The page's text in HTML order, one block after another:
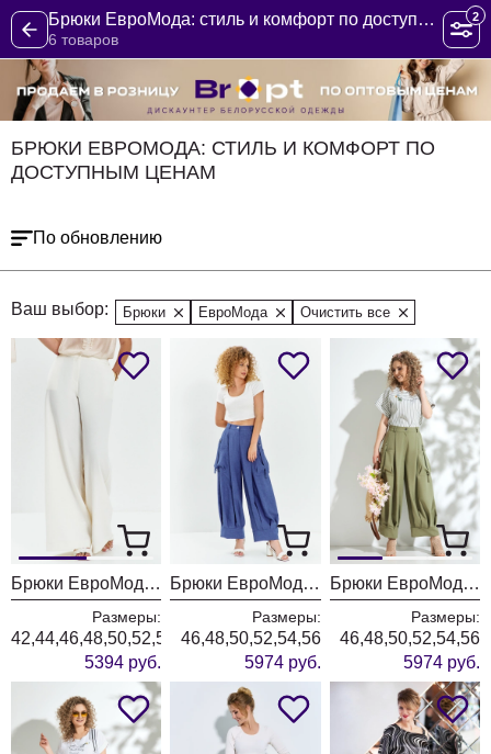
Брюки ЕвроМода: стиль и комфорт по доступным ценам
6 товаров
2
БРЮКИ ЕВРОМОДА: СТИЛЬ И КОМФОРТ ПО
ДОСТУПНЫМ ЦЕНАМ
По обновлению
Ваш выбор: Брюки ЕвроМода Очистить все
Брюки ЕвроМода 765 молочный
Размеры:
42,44,46,48,50,52,54,56
5394 руб.
Брюки ЕвроМода 731 синий
Размеры:
46,48,50,52,54,56
5974 руб.
Брюки ЕвроМода 731 хаки
Размеры:
46,48,50,52,54,56
5974 руб.